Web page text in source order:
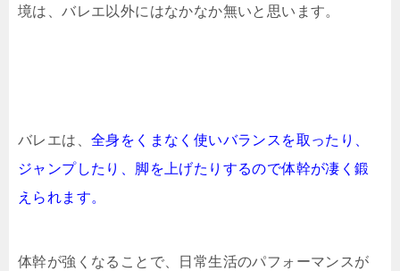
境は、バレエ以外にはなかなか無いと思います。
バレエは、 全身をくまなく使いバランスを取ったり、
ジャンプしたり、脚を上げたりするので体幹が凄く鍛
えられます。
体幹が強くなることで、日常生活のパフォーマンスが